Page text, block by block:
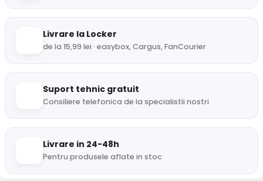
Livrare la Locker
de la 15,99 lei · easybox, Cargus, FanCourier
Suport tehnic gratuit
Consiliere telefonica de la specialistii nostri
Livrare in 24-48h
Pentru produsele aflate in stoc